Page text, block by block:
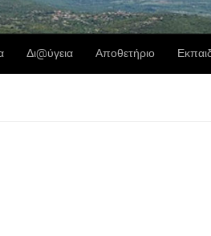
Δι@ύγεια Αποθετήριο